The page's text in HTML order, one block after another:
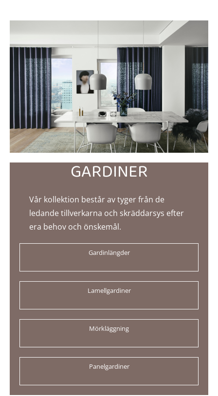
GARDINER
Vår kollektion består av tyger från de
ledande tillverkarna och skräddarsys efter
era behov och önskemål.
Gardinlängder
Lamellgardiner
Mörkläggning
Panelgardiner